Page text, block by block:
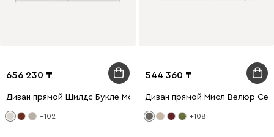
656 230
Диван прямой Шилдс Букле Молочный
+102
544 360
Диван прямой Мисл Велюр
+108